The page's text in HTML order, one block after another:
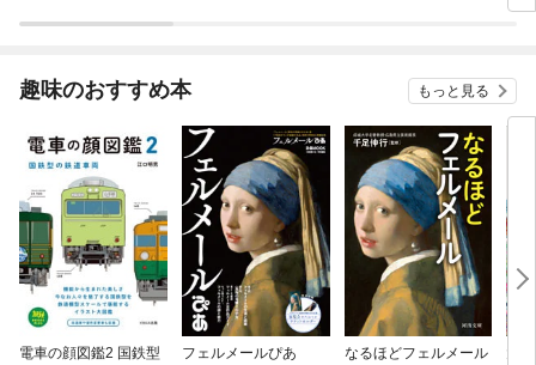
趣味のおすすめ本 もっと見る
電車の顔図鑑2 国鉄型
フェルメールぴあ なるほどフェルメール